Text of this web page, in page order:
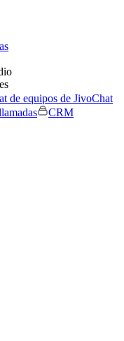
de equipos de JivoChat
CRM